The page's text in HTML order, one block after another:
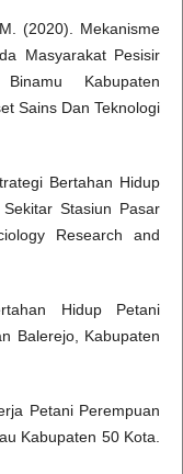
(2020). Mekanisme
Masyarakat Pesisir
Kabupaten
Sains Dan Teknologi
Bertahan Hidup
Stasiun Pasar
Research and
Hidup Petani
Balerejo, Kabupaten
Petani Perempuan
Kabupaten 50 Kota.